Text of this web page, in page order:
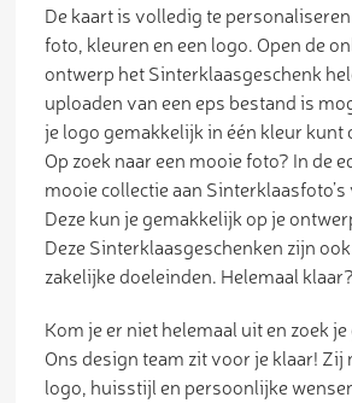
De kaart is volledig te
foto, kleuren en een logo. Open de
ontwerp het Sinterklaasgeschenk
uploaden van een eps bestand is
je logo gemakkelijk in één kleur kunt
Op zoek naar een mooie foto? In de
mooie collectie aan
Deze kun je gemakkelijk op je
Deze Sinterklaasgeschenken zijn
zakelijke doeleinden. Helemaal
Kom je er niet helemaal uit en zoek
Ons design team zit voor je klaar!
logo, huisstijl en persoonlijke